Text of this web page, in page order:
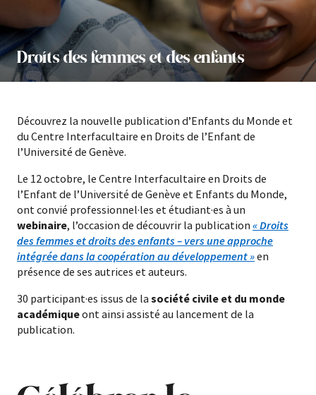
Droits des femmes et des enfants
Découvrez la nouvelle publication d’Enfants du Monde et
du Centre Interfacultaire en Droits de l’Enfant de
l’Université de Genève.
Le 12 octobre, le Centre Interfacultaire en Droits de
l’Enfant de l’Université de Genève et Enfants du Monde,
ont convié professionnel·les et étudiant·es à un
webinaire, l’occasion de découvrir la publication « Droits
des femmes et droits des enfants – vers une approche
intégrée dans la coopération au développement »en
présence de ses autrices et auteurs.
30 participant·es issus de la société civile et du monde
académiqueont ainsi assisté au lancement de la
publication.